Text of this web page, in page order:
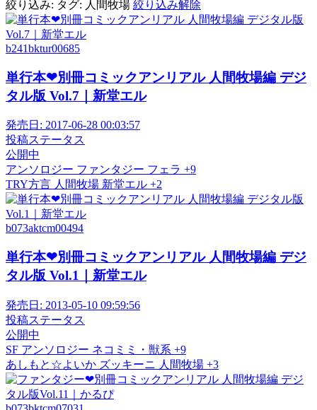
絞り込み: タグ: 人間牧場 絞り込み解除
b241bktur00685
単行本❤別冊コミックアンリアル 人間牧場編 デジ
タル版 Vol.7｜新堂エル
発売日: 2017-06-28 00:03:57
投稿ステータス
公開中
アンソロジー ファンタジー フェラ +9
TRY方言 人間牧場 新堂エル +2
b073aktcm00494
単行本❤別冊コミックアンリアル 人間牧場編 デジ
タル版 Vol.1｜新堂エル
発売日: 2013-05-10 09:59:56
投稿ステータス
公開中
SF アンソロジー ネコミミ・獣系 +9
あしもと☆よいか ズッキーニ 人間牧場 +3